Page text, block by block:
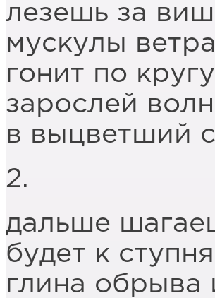
лезешь за
мускулы
гонит по
зарослей
в выцветший
2.
дальше
будет к
глина обрыва